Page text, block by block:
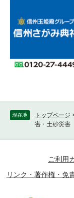
現在地 トップページ
害・土砂災害
ご利用
リンク・著作権・免